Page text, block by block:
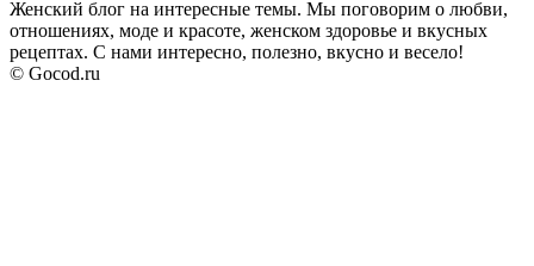
Женский блог на интересные темы. Мы поговорим о любви,
отношениях, моде и красоте, женском здоровье и вкусных
рецептах. С нами интересно, полезно, вкусно и весело!
© Gocod.ru